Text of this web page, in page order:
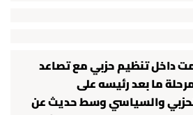
داخل تنظيم حزبي مع تصاعد
ما بعد رئيسه على
والسياسي وسط حديث عن